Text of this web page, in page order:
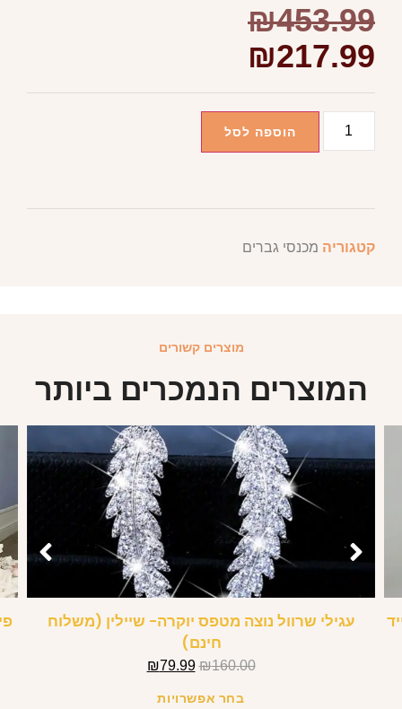
₪453.99
₪217.99
הוספה לסל
קטגוריה מכנסי גברים
מוצרים קשורים
המוצרים הנמכרים ביותר
עגילי שרוול נוצה מטפס יוקרה- שיילין (משלוח
חינם)
₪160.00
₪79.99
בחר אפשרויות